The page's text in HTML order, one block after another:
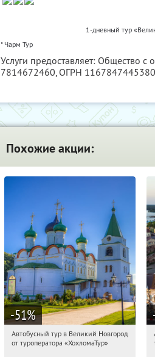
1-дневный тур
* Чарм Тур
Услуги предоставляет: Общество с
7814672460, ОГРН 1167847445380
Похожие акции:
-51%
16:11:13 Купили:2
Автобусный тур в Великий Новгород
от туроператора «ХохломаТур»